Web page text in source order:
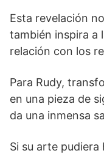
Esta revelación
también inspira a
relación con los
Para Rudy,
en una pieza de
da una inmensa
Si su arte pudiera